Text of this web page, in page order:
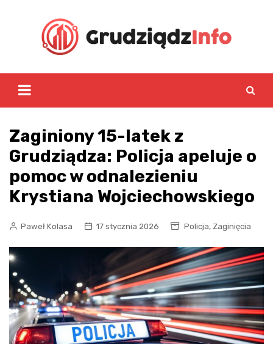
Zaginiony 15-latek z
Grudziądza: Policja apeluje o
pomoc w odnalezieniu
Krystiana Wojciechowskiego
Paweł Kolasa 17 stycznia 2026 Policja, Zaginięcia